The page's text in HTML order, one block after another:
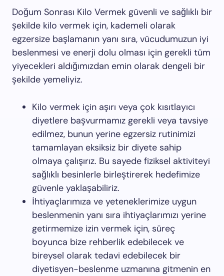
Doğum Sonrası Kilo Vermek güvenli ve sağlıklı bir
şekilde kilo vermek için, kademeli olarak
egzersize başlamanın yanı sıra, vücudumuzun iyi
beslenmesi ve enerji dolu olması için gerekli tüm
yiyecekleri aldığımızdan emin olarak dengeli bir
şekilde yemeliyiz.
Kilo vermek için aşırı veya çok kısıtlayıcı
diyetlere başvurmamız gerekli veya tavsiye
edilmez, bunun yerine egzersiz rutinimizi
tamamlayan eksiksiz bir diyete sahip
olmaya çalışırız. Bu sayede fiziksel aktiviteyi
sağlıklı besinlerle birleştirerek hedefimize
güvenle yaklaşabiliriz.
İhtiyaçlarımıza ve yeteneklerimize uygun
beslenmenin yanı sıra ihtiyaçlarımızı yerine
getirmemize izin vermek için, süreç
boyunca bize rehberlik edebilecek ve
bireysel olarak tedavi edebilecek bir
diyetisyen-beslenme uzmanına gitmenin en